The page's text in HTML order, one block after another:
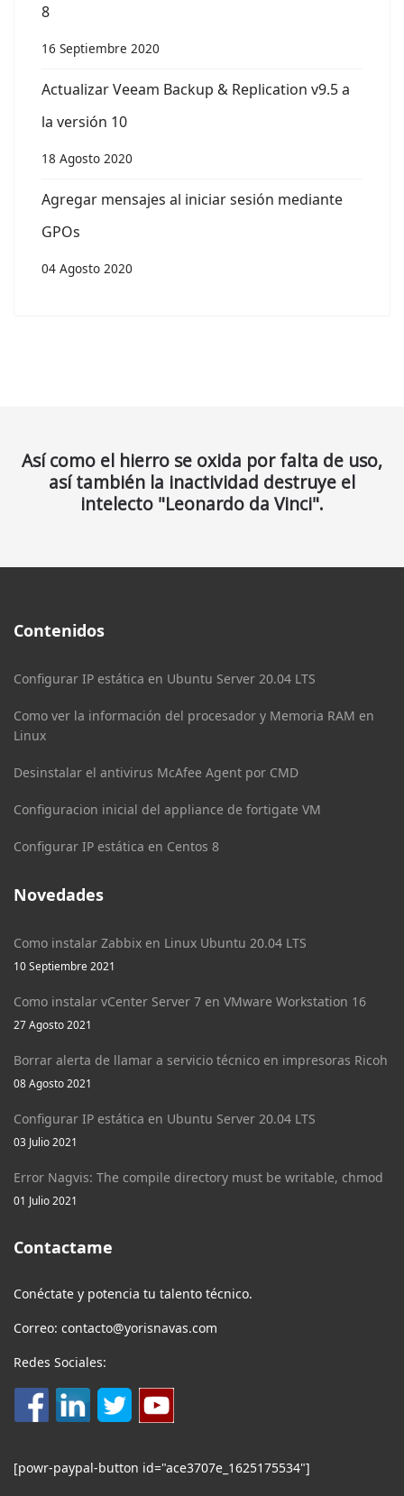
8
16 Septiembre 2020
Actualizar Veeam Backup & Replication v9.5 a
la versión 10
18 Agosto 2020
Agregar mensajes al iniciar sesión mediante
GPOs
04 Agosto 2020
Así como el hierro se oxida por falta de uso,
así también la inactividad destruye el
intelecto "Leonardo da Vinci".
Contenidos
Configurar IP estática en Ubuntu Server 20.04 LTS
Como ver la información del procesador y Memoria RAM en
Linux
Desinstalar el antivirus McAfee Agent por CMD
Configuracion inicial del appliance de fortigate VM
Configurar IP estática en Centos 8
Novedades
Como instalar Zabbix en Linux Ubuntu 20.04 LTS
10 Septiembre 2021
Como instalar vCenter Server 7 en VMware Workstation 16
27 Agosto 2021
Borrar alerta de llamar a servicio técnico en impresoras Ricoh
08 Agosto 2021
Configurar IP estática en Ubuntu Server 20.04 LTS
03 Julio 2021
Error Nagvis: The compile directory must be writable, chmod
01 Julio 2021
Contactame
Conéctate y potencia tu talento técnico.
Correo: contacto@yorisnavas.com
Redes Sociales:
[powr-paypal-button id="ace3707e_1625175534"]